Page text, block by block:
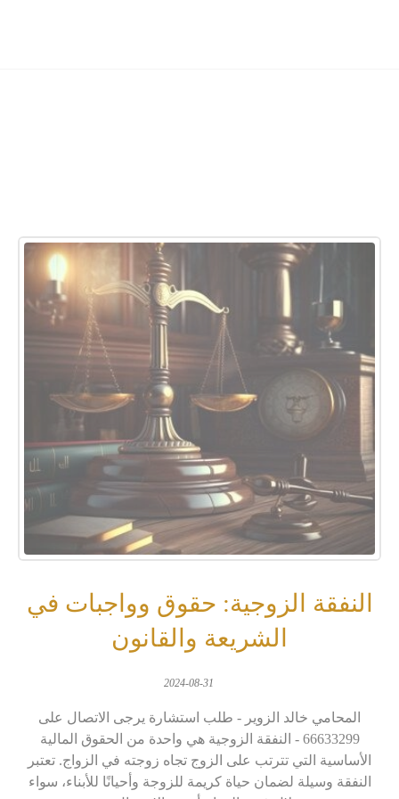
النفقة الزوجية: حقوق وواجبات في
الشريعة والقانون
2024-08-31
المحامي خالد الزوير - طلب استشارة يرجى الاتصال على
66633299 - النفقة الزوجية هي واحدة من الحقوق المالية
الأساسية التي تترتب على الزوج تجاه زوجته في الزواج. تعتبر
النفقة وسيلة لضمان حياة كريمة للزوجة وأحيانًا للأبناء، سواء